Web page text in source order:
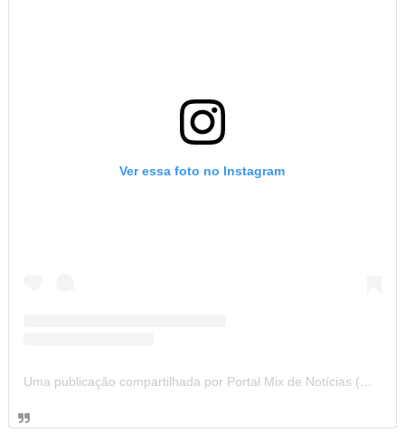
Ver essa foto no Instagram
Uma publicação compartilhada por Portal Mix de Notícias (@portalmixdenoticias)